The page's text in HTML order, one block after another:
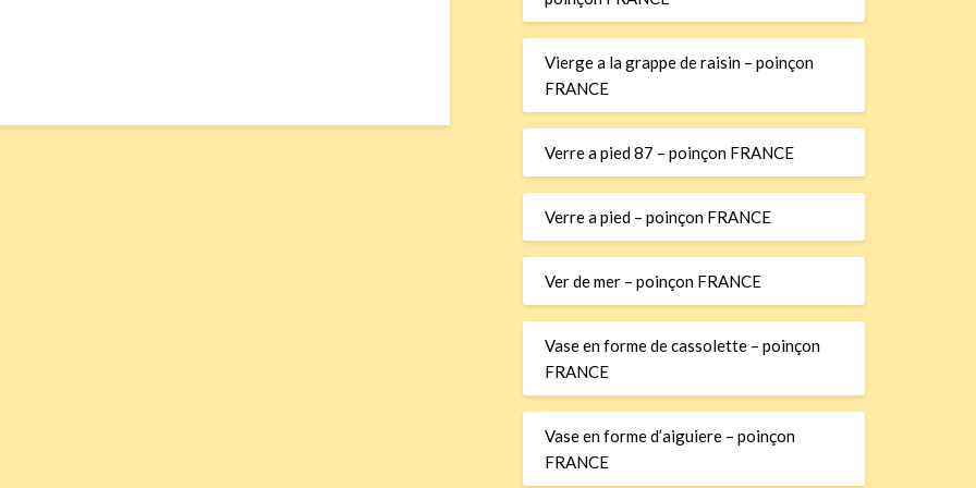
Vierge a la grappe de raisin – poinçon
FRANCE
Verre a pied 87 – poinçon FRANCE
Verre a pied – poinçon FRANCE
Ver de mer – poinçon FRANCE
Vase en forme de cassolette – poinçon
FRANCE
Vase en forme d’aiguiere – poinçon
FRANCE